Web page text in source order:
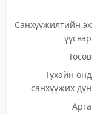
Санхүүжилтийн эх
үүсвэр
Төсөв
Тухайн онд
санхүүжих дүн
Арга